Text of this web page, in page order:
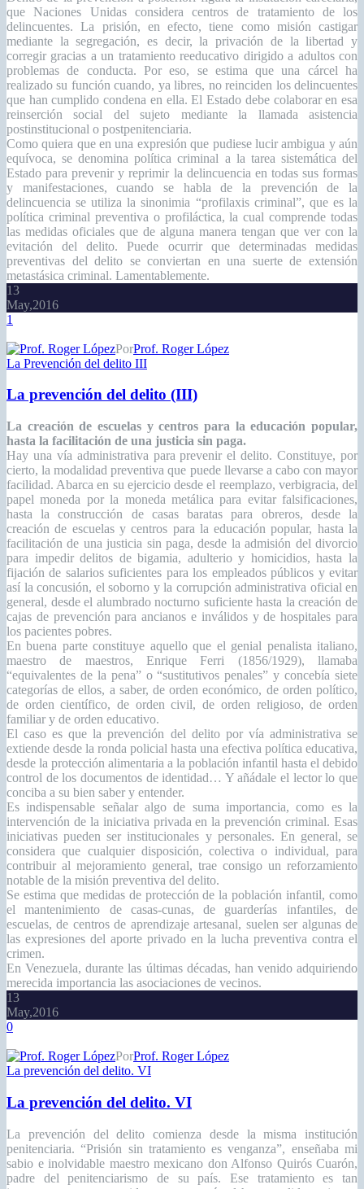
que Naciones Unidas considera centros de tratamiento de los
delincuentes. La prisión, en efecto, tiene como misión castigar
mediante la segregación, es decir, la privación de la libertad y
corregir gracias a un tratamiento reeducativo dirigido a adultos con
problemas de conducta. Por eso, se estima que una cárcel ha
realizado su función cuando, ya libres, no reinciden los delincuentes
que han cumplido condena en ella. El Estado debe colaborar en esa
reinserción social del sujeto mediante la llamada asistencia
postinstitucional o postpenitenciaria.
Como quiera que en una expresión que pudiese lucir ambigua y aún
equívoca, se denomina política criminal a la tarea sistemática del
Estado para prevenir y reprimir la delincuencia en todas sus formas
y manifestaciones, cuando se habla de la prevención de la
delincuencia se utiliza la sinonimia “profilaxis criminal”, que es la
política criminal preventiva o profiláctica, la cual comprende todas
las medidas oficiales que de alguna manera tengan que ver con la
evitación del delito. Puede ocurrir que determinadas medidas
preventivas del delito se conviertan en una suerte de extensión
metastásica criminal. Lamentablemente.
13
May,2016
1
PorProf. Roger López
La Prevención del delito III
La prevención del delito (III)
La creación de escuelas y centros para la educación popular,
hasta la facilitación de una justicia sin paga.
Hay una vía administrativa para prevenir el delito. Constituye, por
cierto, la modalidad preventiva que puede llevarse a cabo con mayor
facilidad. Abarca en su ejercicio desde el reemplazo, verbigracia, del
papel moneda por la moneda metálica para evitar falsificaciones,
hasta la construcción de casas baratas para obreros, desde la
creación de escuelas y centros para la educación popular, hasta la
facilitación de una justicia sin paga, desde la admisión del divorcio
para impedir delitos de bigamia, adulterio y homicidios, hasta la
fijación de salarios suficientes para los empleados públicos y evitar
así la concusión, el soborno y la corrupción administrativa oficial en
general, desde el alumbrado nocturno suficiente hasta la creación de
cajas de prevención para ancianos e inválidos y de hospitales para
los pacientes pobres.
En buena parte constituye aquello que el genial penalista italiano,
maestro de maestros, Enrique Ferri (1856/1929), llamaba
“equivalentes de la pena” o “sustitutivos penales” y concebía siete
categorías de ellos, a saber, de orden económico, de orden político,
de orden científico, de orden civil, de orden religioso, de orden
familiar y de orden educativo.
El caso es que la prevención del delito por vía administrativa se
extiende desde la ronda policial hasta una efectiva política educativa,
desde la protección alimentaria a la población infantil hasta el debido
control de los documentos de identidad… Y añádale el lector lo que
conciba a su bien saber y entender.
Es indispensable señalar algo de suma importancia, como es la
intervención de la iniciativa privada en la prevención criminal. Esas
iniciativas pueden ser institucionales y personales. En general, se
considera que cualquier disposición, colectiva o individual, para
contribuir al mejoramiento general, trae consigo un reforzamiento
notable de la misión preventiva del delito.
Se estima que medidas de protección de la población infantil, como
el mantenimiento de casas-cunas, de guarderías infantiles, de
escuelas, de centros de aprendizaje artesanal, suelen ser algunas de
las expresiones del aporte privado en la lucha preventiva contra el
crimen.
En Venezuela, durante las últimas décadas, han venido adquiriendo
merecida importancia las asociaciones de vecinos.
13
May,2016
0
PorProf. Roger López
La prevención del delito. VI
La prevención del delito. VI
La prevención del delito comienza desde la misma institución
penitenciaria. “Prisión sin tratamiento es venganza”, enseñaba mi
sabio e inolvidable maestro mexicano don Alfonso Quirós Cuarón,
padre del penitenciarismo de su país. Ese tratamiento es tan